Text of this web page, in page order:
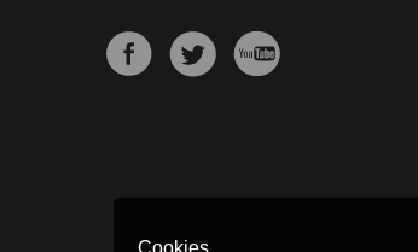
Cookies